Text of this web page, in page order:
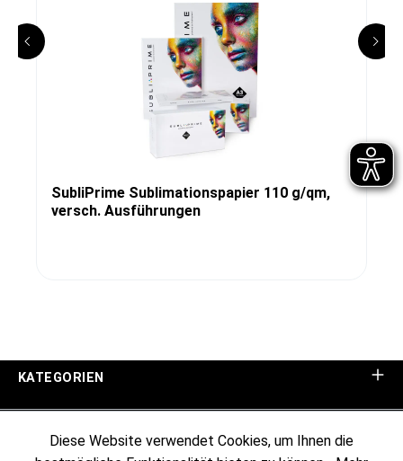
SubliPrime Sublimationspapier 110 g/qm,
versch. Ausführungen
KATEGORIEN
Diese Website verwendet Cookies, um Ihnen die